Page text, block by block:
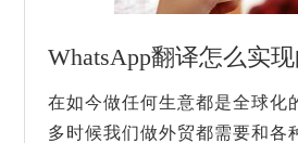
WhatsApp翻译怎么实现
在如今做任何生意都是全球化
多时候我们做外贸都需要和各